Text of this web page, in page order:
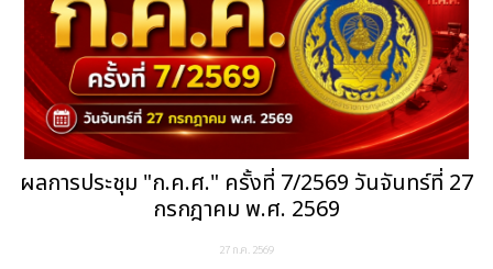
ผลการประชุม "ก.ค.ศ." ครั้งที่ 7/2569 วันจันทร์ที่ 27
กรกฎาคม พ.ศ. 2569
27 ก.ค. 2569